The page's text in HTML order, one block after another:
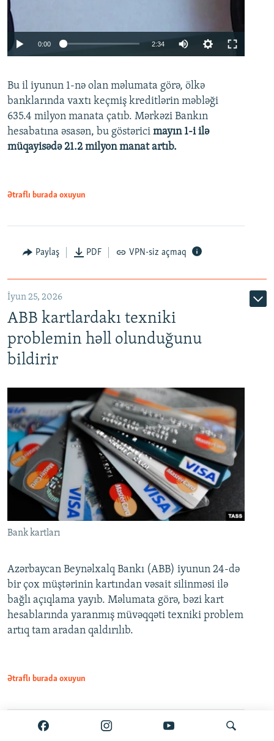
Auto 240p 360p 480p
720p 1080p
0:00 2:34
360p
480p
720p
Bu il iyunun 1-nə olan məlumata görə, ölkə
banklarında vaxtı keçmiş kreditlərin məbləği
635.4 milyon manata çatıb. Mərkəzi Bankın
hesabatına əsasən, bu göstərici mayın 1-i ilə
müqayisədə 21.2 milyon manat artıb.
Ətraflı burada oxuyun
Paylaş PDF VPN-siz açmaq
İyun 25, 2026
ABB kartlardakı texniki
problemin həll olunduğunu
bildirir
Bank kartları
Azərbaycan Beynəlxalq Bankı (ABB) iyunun 24-də
bir çox müştərinin kartından vəsait silinməsi ilə
bağlı açıqlama yayıb. Məlumata görə, bəzi kart
hesablarında yaranmış müvəqqəti texniki problem
artıq tam aradan qaldırılıb.
Ətraflı burada oxuyun